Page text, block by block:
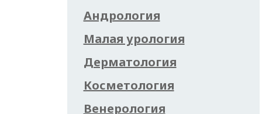
Андрология
Малая урология
Дерматология
Косметология
Венерология